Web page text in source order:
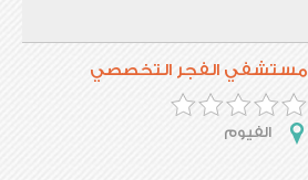
مستشفي الفجر التخصصي
الفيوم